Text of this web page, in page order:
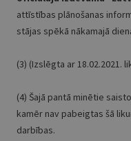
attīstības plānošanas
stājas spēkā nākamajā
(3) (Izslēgta ar 18.02.2021.
(4) Šajā pantā minētie
kamēr nav pabeigtas šā
darbības.